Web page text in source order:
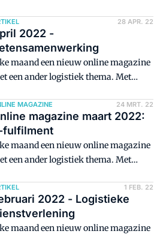
over maar liefst 100.000
meter grondoppervlak, zijn de
XXL-distributiecentra op de
HBO-studenten geven nieuwe
aan verdozing en een
voor
28 APR. 22
2022 -
maand een nieuw online magazine
een ander logistiek thema. Met
online magazine gaat over
MAGAZINE 24 MRT. 22
magazine maart 2022:
fulfilment
maand een nieuw online magazine
een ander logistiek thema. Met
maand met het thema E-
1 FEB. 22
2022 - Logistieke
maand een nieuw online magazine